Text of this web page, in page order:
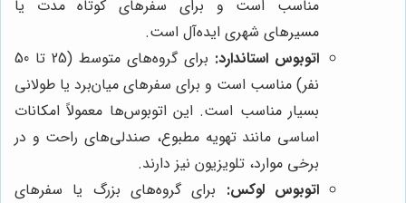
مناسب است و برای سفرهای کوتاه مدت یا
مسیرهای شهری ایده‌آل است.
اتوبوس استاندارد:
برای گروه‌های متوسط (25 تا 50
نفر) مناسب است و برای سفرهای میان‌برد یا طولانی
بسیار مناسب است. این اتوبوس‌ها معمولاً امکانات
اساسی مانند تهویه مطبوع، صندلی‌های راحت و در
برخی موارد، تلویزیون نیز دارند.
اتوبوس لوکس: برای گروه‌های بزرگ یا سفرهای